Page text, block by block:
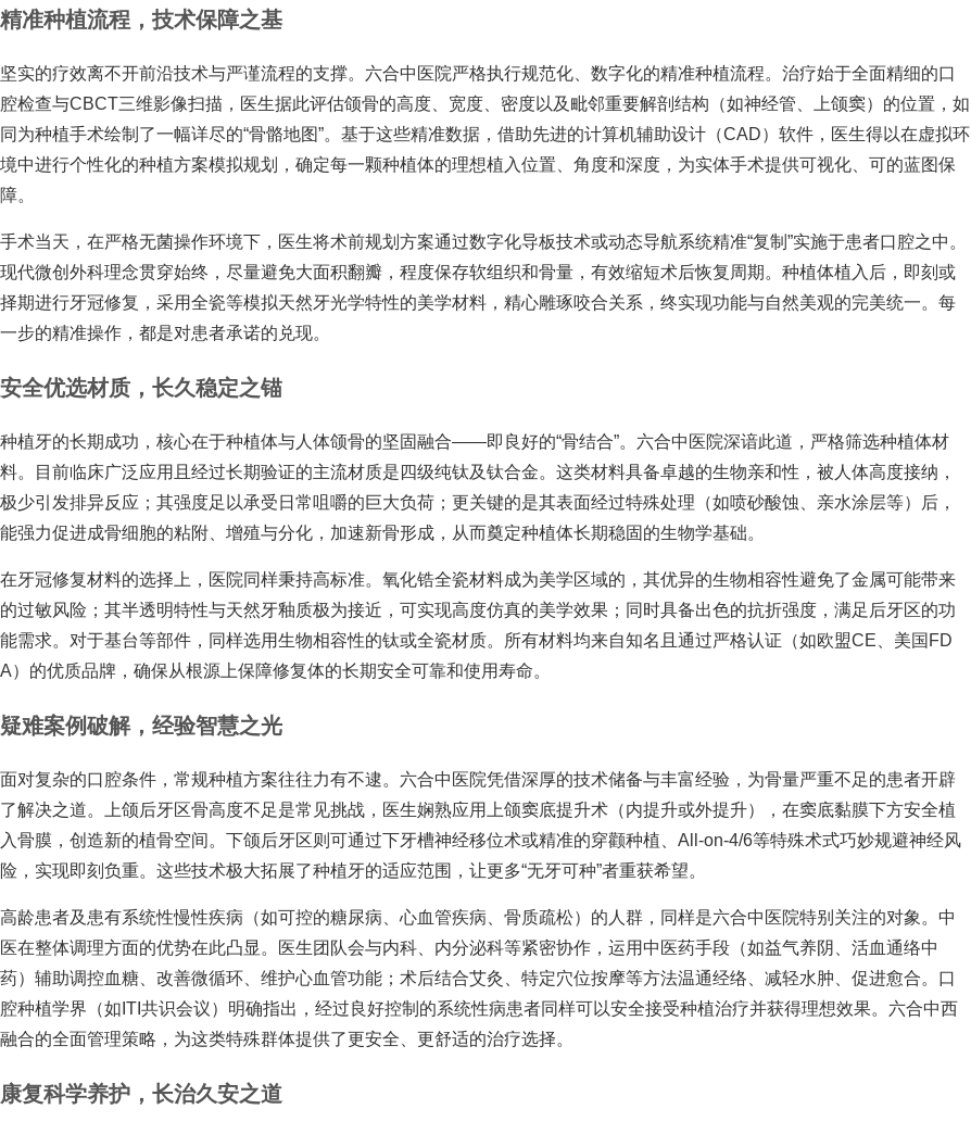
精准种植流程，技术保障之基
坚实的疗效离不开前沿技术与严谨流程的支撑。六合中医院严格执行规范化、数字化的精准种植流程。治疗始于全面精细的口
腔检查与CBCT三维影像扫描，医生据此评估颌骨的高度、宽度、密度以及毗邻重要解剖结构（如神经管、上颌窦）的位置，如
同为种植手术绘制了一幅详尽的“骨骼地图”。基于这些精准数据，借助先进的计算机辅助设计（CAD）软件，医生得以在虚拟环
境中进行个性化的种植方案模拟规划，确定每一颗种植体的理想植入位置、角度和深度，为实体手术提供可视化、可的蓝图保
障。
手术当天，在严格无菌操作环境下，医生将术前规划方案通过数字化导板技术或动态导航系统精准“复制”实施于患者口腔之中。
现代微创外科理念贯穿始终，尽量避免大面积翻瓣，程度保存软组织和骨量，有效缩短术后恢复周期。种植体植入后，即刻或
择期进行牙冠修复，采用全瓷等模拟天然牙光学特性的美学材料，精心雕琢咬合关系，终实现功能与自然美观的完美统一。每
一步的精准操作，都是对患者承诺的兑现。
安全优选材质，长久稳定之锚
种植牙的长期成功，核心在于种植体与人体颌骨的坚固融合——即良好的“骨结合”。六合中医院深谙此道，严格筛选种植体材
料。目前临床广泛应用且经过长期验证的主流材质是四级纯钛及钛合金。这类材料具备卓越的生物亲和性，被人体高度接纳，
极少引发排异反应；其强度足以承受日常咀嚼的巨大负荷；更关键的是其表面经过特殊处理（如喷砂酸蚀、亲水涂层等）后，
能强力促进成骨细胞的粘附、增殖与分化，加速新骨形成，从而奠定种植体长期稳固的生物学基础。
在牙冠修复材料的选择上，医院同样秉持高标准。氧化锆全瓷材料成为美学区域的，其优异的生物相容性避免了金属可能带来
的过敏风险；其半透明特性与天然牙釉质极为接近，可实现高度仿真的美学效果；同时具备出色的抗折强度，满足后牙区的功
能需求。对于基台等部件，同样选用生物相容性的钛或全瓷材质。所有材料均来自知名且通过严格认证（如欧盟CE、美国FD
A）的优质品牌，确保从根源上保障修复体的长期安全可靠和使用寿命。
疑难案例破解，经验智慧之光
面对复杂的口腔条件，常规种植方案往往力有不逮。六合中医院凭借深厚的技术储备与丰富经验，为骨量严重不足的患者开辟
了解决之道。上颌后牙区骨高度不足是常见挑战，医生娴熟应用上颌窦底提升术（内提升或外提升），在窦底黏膜下方安全植
入骨膜，创造新的植骨空间。下颌后牙区则可通过下牙槽神经移位术或精准的穿颧种植、All-on-4/6等特殊术式巧妙规避神经风
险，实现即刻负重。这些技术极大拓展了种植牙的适应范围，让更多“无牙可种”者重获希望。
高龄患者及患有系统性慢性疾病（如可控的糖尿病、心血管疾病、骨质疏松）的人群，同样是六合中医院特别关注的对象。中
医在整体调理方面的优势在此凸显。医生团队会与内科、内分泌科等紧密协作，运用中医药手段（如益气养阴、活血通络中
药）辅助调控血糖、改善微循环、维护心血管功能；术后结合艾灸、特定穴位按摩等方法温通经络、减轻水肿、促进愈合。口
腔种植学界（如ITI共识会议）明确指出，经过良好控制的系统性病患者同样可以安全接受种植治疗并获得理想效果。六合中西
融合的全面管理策略，为这类特殊群体提供了更安全、更舒适的治疗选择。
康复科学养护，长治久安之道